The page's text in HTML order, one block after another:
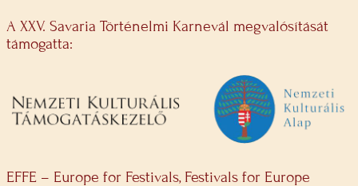
A XXV. Savaria Történelmi Karnevál megvalósítását
támogatta:
EFFE – Europe for Festivals, Festivals for Europe